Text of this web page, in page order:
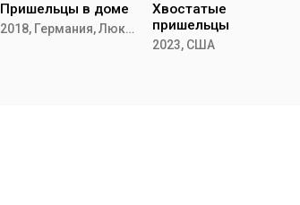
Пришельцы в доме
2018, Германия, Люксембург, Дания,
Хвостатые
пришельцы
2023, США